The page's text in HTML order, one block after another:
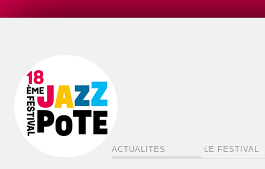
ACTUALITES LE FESTIVAL